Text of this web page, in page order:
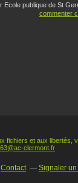
Ecole publique de St
commenter
fichiers et aux libertés,
clermont.fr
Contact Signaler